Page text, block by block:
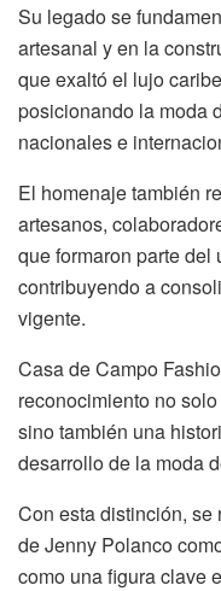
Su legado se
artesanal y en la
que exaltó el lujo
posicionando la moda
nacionales e
El homenaje también
artesanos,
que formaron parte del
contribuyendo a
vigente.
Casa de Campo
reconocimiento no
sino también una
desarrollo de la moda
Con esta distinción,
de Jenny Polanco
como una figura clave